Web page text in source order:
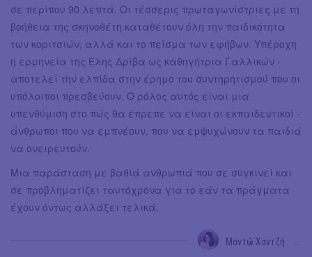
σε περίπου 90 λεπτά. Οι τέσσερις πρωταγωνίστριες με τη
βοήθεια της σκηνοθέτη καταθέτουν όλη την παιδικότητα
των κοριτσιών, αλλά και το πείσμα των εφήβων. Υπέροχη
η ερμηνεία της Έλης Δρίβα ως καθηγήτρια Γαλλικών -
αποτελεί την ελπίδα στην έρημο του συντηρητισμού που οι
υπόλοιποι πρεσβεύουν. Ο ρόλος αυτός είναι μια
υπενθύμιση στο πώς θα έπρεπε να είναι οι εκπαιδευτικοί -
άνθρωποι που να εμπνέουν, που να εμψυχώνουν τα παιδιά
να ονειρευτούν.
Μια παράσταση με βαθιά ανθρωπιά που σε συγκινεί και
σε προβληματίζει ταυτόχρονα για το εάν τα πράγματα
έχουν όντως αλλάξει τελικά.
Μαντώ Χαντζή